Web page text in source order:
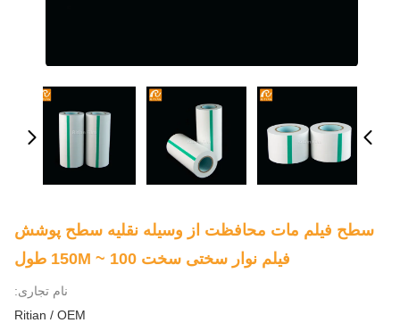
سطح فیلم مات محافظت از وسیله نقلیه سطح پوشش
فیلم نوار سختی سخت 100 ~ 150M طول
نام تجاری:
Ritian / OEM